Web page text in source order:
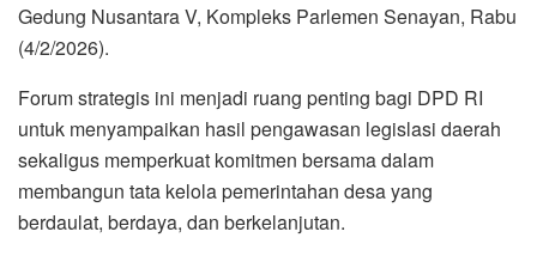
Gedung Nusantara V, Kompleks Parlemen Senayan, Rabu
(4/2/2026).
Forum strategis ini menjadi ruang penting bagi DPD RI
untuk menyampaikan hasil pengawasan legislasi daerah
sekaligus memperkuat komitmen bersama dalam
membangun tata kelola pemerintahan desa yang
berdaulat, berdaya, dan berkelanjutan.